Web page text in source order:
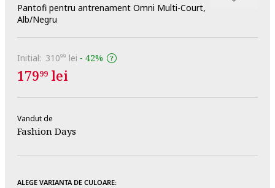
Pantofi pentru antrenament Omni Multi-Court,
Alb/Negru
Initial: 31099 lei - 42%
17999 lei
Vandut de
Fashion Days
ALEGE VARIANTA DE CULOARE: